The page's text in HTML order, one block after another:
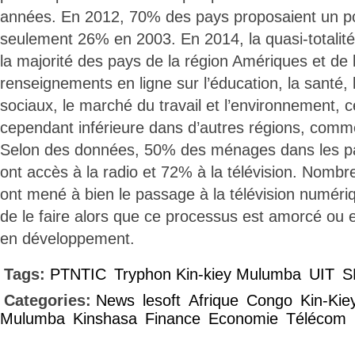
années. En 2012, 70% des pays proposaient un
seulement 26% en 2003. En 2014, la quasi-
la majorité des pays de la région Amériques et de
renseignements en ligne sur l’éducation, la
sociaux, le marché du travail et l’environnement,
cependant inférieure dans d’autres régions,
Selon des données, 50% des ménages dans les
ont accès à la radio et 72% à la télévision.
ont mené à bien le passage à la télévision
de le faire alors que ce processus est amorcé ou
en développement.
Tags: PTNTIC Tryphon Kin-kiey Mulumba UIT
Categories: News lesoft Afrique Congo Kin-
Mulumba Kinshasa Finance Economie Télécom